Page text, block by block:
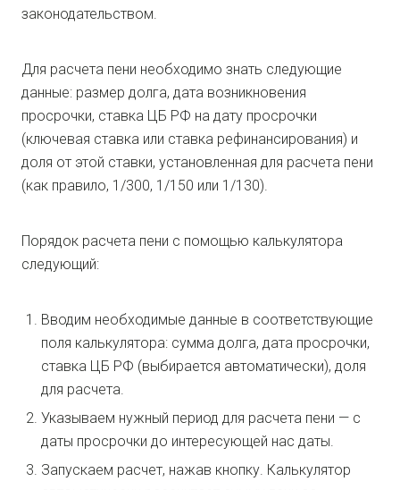
законодательством.
Для расчета пени необходимо знать следующие
данные: размер долга, дата возникновения
просрочки, ставка ЦБ РФ на дату просрочки
(ключевая ставка или ставка рефинансирования) и
доля от этой ставки, установленная для расчета пени
(как правило, 1/300, 1/150 или 1/130).
Порядок расчета пени с помощью калькулятора
следующий:
Вводим необходимые данные в соответствующие
поля калькулятора: сумма долга, дата просрочки,
ставка ЦБ РФ (выбирается автоматически), доля
для расчета.
Указываем нужный период для расчета пени — с
даты просрочки до интересующей нас даты.
Запускаем расчет, нажав кнопку. Калькулятор